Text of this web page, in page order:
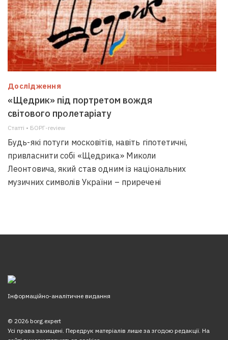
Дослідження
«Щедрик» під портретом вождя
світового пролетаріату
Статті • БОРГ-review
Будь-які потуги московітів, навіть гіпотетичні,
привласнити собі «Щедрика» Миколи
Леонтовича, який став одним із національних
музичних символів України – приречені
Інформаційно-аналітичне видання
© 2026 borg.expert
Усі права захищені. Передрук матеріалів лише за згодою редакції. На